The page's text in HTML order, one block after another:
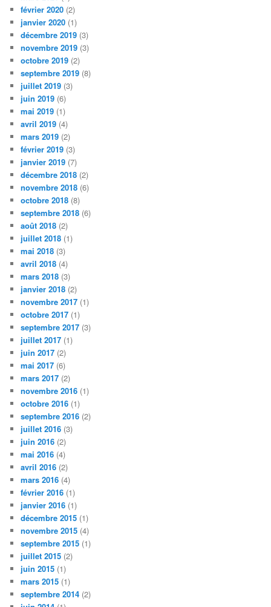
février 2020 (2)
janvier 2020 (1)
décembre 2019 (3)
novembre 2019 (3)
octobre 2019 (2)
septembre 2019 (8)
juillet 2019 (3)
juin 2019 (6)
mai 2019 (1)
avril 2019 (4)
mars 2019 (2)
février 2019 (3)
janvier 2019 (7)
décembre 2018 (2)
novembre 2018 (6)
octobre 2018 (8)
septembre 2018 (6)
août 2018 (2)
juillet 2018 (1)
mai 2018 (3)
avril 2018 (4)
mars 2018 (3)
janvier 2018 (2)
novembre 2017 (1)
octobre 2017 (1)
septembre 2017 (3)
juillet 2017 (1)
juin 2017 (2)
mai 2017 (6)
mars 2017 (2)
novembre 2016 (1)
octobre 2016 (1)
septembre 2016 (2)
juillet 2016 (3)
juin 2016 (2)
mai 2016 (4)
avril 2016 (2)
mars 2016 (4)
février 2016 (1)
janvier 2016 (1)
décembre 2015 (1)
novembre 2015 (4)
septembre 2015 (1)
juillet 2015 (2)
juin 2015 (1)
mars 2015 (1)
septembre 2014 (2)